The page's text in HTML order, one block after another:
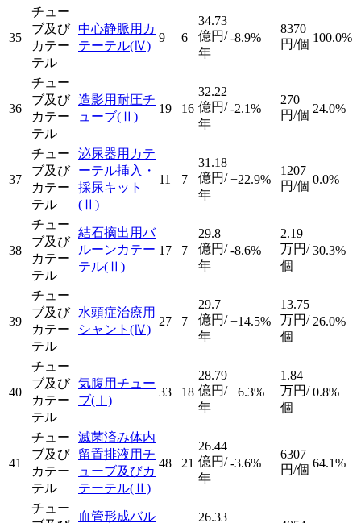
35
チュー
ブ及び
カテー
テル
中心静脈用カ
テーテル(Ⅳ)
9 6
34.73
億円/
年
-8.9%
8370
円/個 100.0%
36
チュー
ブ及び
カテー
テル
造影用耐圧チ
ューブ(Ⅱ)
19 16
32.22
億円/
年
-2.1%
270
円/個 24.0%
37
チュー
ブ及び
カテー
テル
泌尿器用カテ
ーテル挿入・
採尿キット
(Ⅱ)
11 7
31.18
億円/
年
+22.9%
1207
円/個 0.0%
38
チュー
ブ及び
カテー
テル
結石摘出用バ
ルーンカテー
テル(Ⅱ)
17 7
29.8
億円/
年
-8.6%
2.19
万円/
個
30.3%
39
チュー
ブ及び
カテー
テル
水頭症治療用
シャント (Ⅳ)
27 7
29.7
億円/
年
+14.5%
13.75
万円/
個
26.0%
40
チュー
ブ及び
カテー
テル
気腹用チュー
ブ(Ⅰ)
33 18
28.79
億円/
年
+6.3%
1.84
万円/
個
0.8%
41
チュー
ブ及び
カテー
テル
滅菌済み体内
留置排液用チ
ューブ及びカ
テーテル(Ⅱ)
48 21
26.44
億円/
年
-3.6%
6307
円/個 64.1%
チュー
血管形成バル
26.33